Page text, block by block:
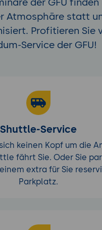
Schritt-Anleitung:
Einführung in die
Analyse der
Vorstellung der
durch die Teilnehmer.
Scikit-Learn, Jupyter
IDE, Machine
und Präsentation:
der GFU finden
Atmosphäre statt
Profitieren Sie
Service der GFU!
Shuttle-Service
keinen Kopf um die
fährt Sie. Oder Sie
extra für Sie
Parkplatz.